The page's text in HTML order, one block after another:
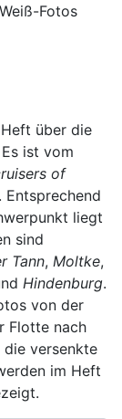
Fotos
über die
ist vom
of
liegt
sind
Tann, Moltke,
Hindenburg.
von der
Flotte nach
die versenkte
im Heft